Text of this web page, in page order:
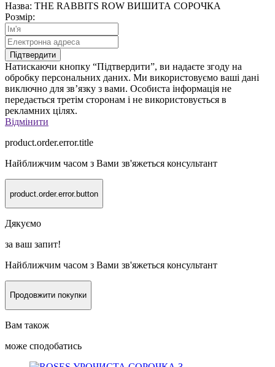
Назва: THE RABBITS ROW ВИШИТА СОРОЧКА
Розмір:
Підтвердити
Натискаючи кнопку “Підтвердити”, ви надаєте згоду на
обробку персональних даних. Ми використовуємо ваші дані
виключно для зв’язку з вами. Особиста інформація не
передається третім сторонам і не використовується в
рекламних цілях.
Відмінити
product.order.error.title
Найближчим часом з Вами зв'яжеться консультант
product.order.error.button
Дякуємо
за ваш запит!
Найближчим часом з Вами зв'яжеться консультант
Продовжити покупки
Вам також
може сподобатись